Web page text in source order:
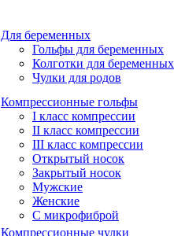
Для беременных
Гольфы для беременных
Колготки для беременных
Чулки для родов
Компрессионные гольфы
I класс компрессии
II класс компрессии
III класс компрессии
Открытый носок
Закрытый носок
Мужские
Женские
С микрофиброй
Компрессионные чулки